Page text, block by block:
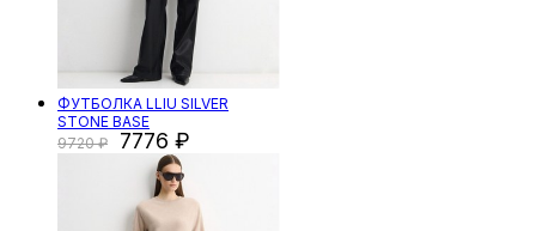
ФУТБОЛКА LLIU SILVER
STONE BASE
9720
7776